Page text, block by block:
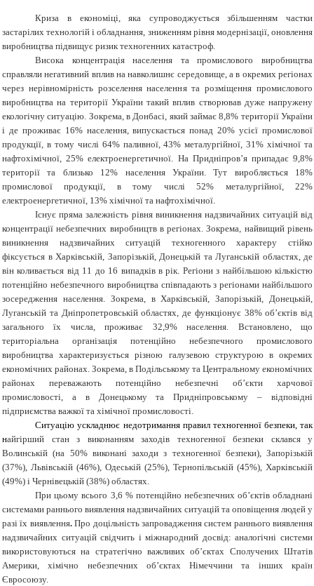
Криза в економіці, яка супроводжується збільшенням частки
застарілих технологій і обладнання, зниженням рівня модернізації, оновлення
виробництва підвищує ризик техногенних катастроф.
Висока концентрація населення та промислового виробництва
справляли негативний вплив на навколишнє середовище, а в окремих регіонах
через нерівномірність розселення населення та розміщення промислового
виробництва на території України такий вплив створював дуже напружену
екологічну ситуацію. Зокрема, в Донбасі, який займає 8,8% території України
і де проживає 16% населення, випускається понад 20% усієї промислової
продукції, в тому числі 64% паливної, 43% металургійної, 31% хімічної та
нафтохімічної, 25% електроенергетичної. На Придніпров’я припадає 9,8%
території та близько 12% населення України. Тут виробляється 18%
промислової продукції, в тому числі 52% металургійної, 22%
електроенергетичної, 13% хімічної та нафтохімічної.
Існує пряма залежність рівня виникнення надзвичайних ситуацій від
концентрації небезпечних виробництв в регіонах. Зокрема, найвищий рівень
виникнення надзвичайних ситуацій техногенного характеру стійко
фіксується в Харківській, Запорізькій, Донецькій та Луганській областях, де
він коливається від 11 до 16 випадків в рік. Регіони з найбільшою кількістю
потенційно небезпечного виробництва співпадають з регіонами найбільшого
зосередження населення. Зокрема, в Харківській, Запорізькій, Донецькій,
Луганській та Дніпропетровській областях, де функціонує 38% об’єктів від
загального їх числа, проживає 32,9% населення. Встановлено, що
територіальна організація потенційно небезпечного промислового
виробництва характеризується різною галузевою структурою в окремих
економічних районах. Зокрема, в Подільському та Центральному економічних
районах переважають потенційно небезпечні об’єкти харчової
промисловості, а в Донецькому та Придніпровському – відповідні
підприємства важкої та хімічної промисловості.
Ситуацію ускладнює недотримання правил техногенної безпеки, так
найгірший стан з виконанням заходів техногенної безпеки склався у
Волинській (на 50% виконані заходи з техногенної безпеки), Запорізькій
(37%), Львівській (46%), Одеській (25%), Тернопільській (45%), Харківській
(49%) і Чернівецькій (38%) областях.
При цьому всього 3,6 % потенційно небезпечних об’єктів обладнані
системами раннього виявлення надзвичайних ситуацій та оповіщення людей у
разі їх виявлення.Про доцільність запровадження систем раннього виявлення
надзвичайних ситуацій свідчить і міжнародний досвід: аналогічні системи
використовуються на стратегічно важливих об’єктах Сполучених Штатів
Америки, хімічно небезпечних об’єктах Німеччини та інших країн
Євросоюзу.